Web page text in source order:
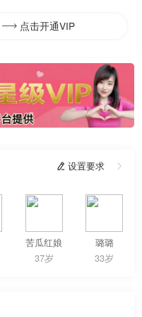
 点击开通VIP
 设置要求 
苦瓜红娘
37岁
璐璐
33岁